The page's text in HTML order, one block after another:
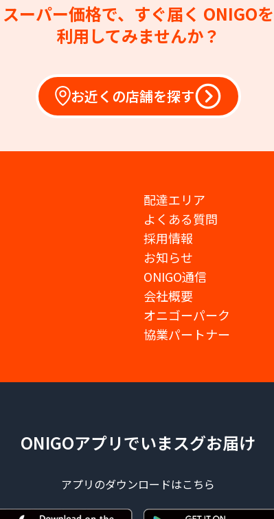
スーパー価格で、すぐ届く ONIGOを
利用してみませんか？
お近くの店舗を探す
配達エリア
よくある質問
採用情報
お知らせ
ONIGO通信
会社概要
オニゴーパーク
協業パートナー
ONIGOアプリでいまスグお届け
アプリのダウンロードはこちら